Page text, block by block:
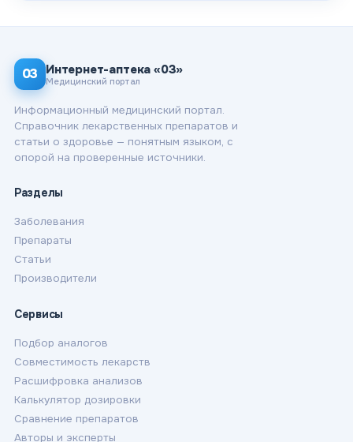
03 Интернет-аптека «03»
Медицинский портал
Информационный медицинский портал.
Справочник лекарственных препаратов и
статьи о здоровье — понятным языком, с
опорой на проверенные источники.
Разделы
Заболевания
Препараты
Статьи
Производители
Сервисы
Подбор аналогов
Совместимость лекарств
Расшифровка анализов
Калькулятор дозировки
Сравнение препаратов
Авторы и эксперты